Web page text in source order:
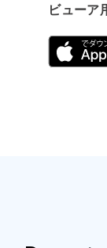
ビューア